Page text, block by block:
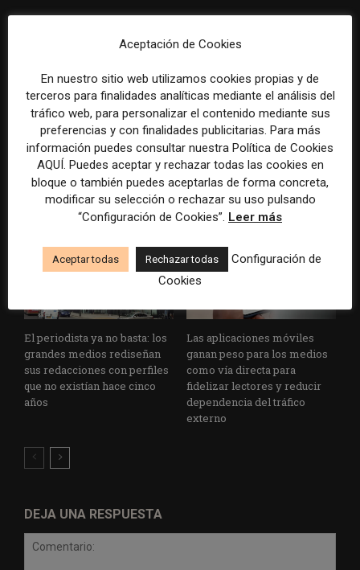
Usar la IA solo para producir
más rápido no transformará
el periodismo
Doce lecciones de Oxford
para las redacciones: menos
retórica sobre innovación y
más método periodístico
El periodista ya no basta: los
grandes medios rediseñan
sus redacciones con perfiles
que no existían hace cinco
años
Las aplicaciones móviles
ganan peso para los medios
como vía directa para
fidelizar lectores y reducir
dependencia del tráfico
externo
DEJA UNA RESPUESTA
Aceptación de Cookies
En nuestro sitio web utilizamos cookies propias y de
terceros para finalidades analíticas mediante el análisis del
tráfico web, para personalizar el contenido mediante sus
preferencias y con finalidades publicitarias. Para más
información puedes consultar nuestra Política de Cookies
AQUÍ. Puedes aceptar y rechazar todas las cookies en
bloque o también puedes aceptarlas de forma concreta,
modificar su selección o rechazar su uso pulsando
“Configuración de Cookies”. Leer más
Aceptar todas Rechazar todas
Configuración de
Cookies